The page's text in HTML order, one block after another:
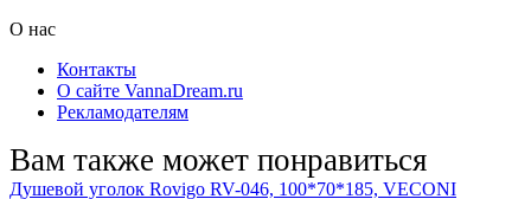
О нас
Контакты
О сайте VannaDream.ru
Рекламодателям
Вам также может понравиться
Душевой уголок Rovigo RV-046, 100*70*185, VECONI